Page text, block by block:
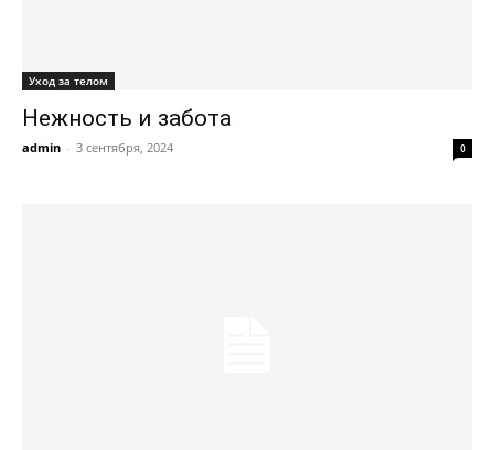
Уход за телом
Нежность и забота
admin - 3 сентября, 2024 0